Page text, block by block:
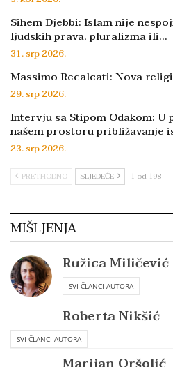
Sihem Djebbi: Islam nije
ljudskih prava, pluralizma ili…
31. srp 2026.
Massimo Recalcati: Nova
29. srp 2026.
Intervju sa Stipom Odakom:
našem prostoru približavanje
23. srp 2026.
PRETHODNO SLJEDEĆE 1 od 198
MIŠLJENJA
Ružica Miličević
SVI ČLANCI AUTORA
Roberta Nikšić
SVI ČLANCI AUTORA